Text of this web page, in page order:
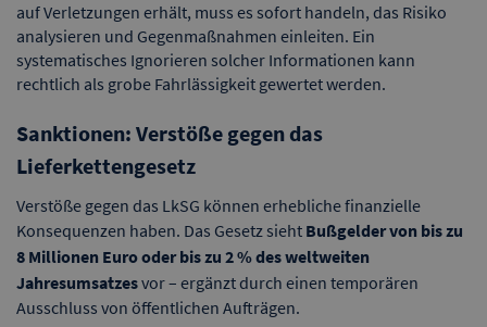
auf Verletzungen erhält, muss es sofort handeln, das Risiko
analysieren und Gegenmaßnahmen einleiten. Ein
systematisches Ignorieren solcher Informationen kann
rechtlich als grobe Fahrlässigkeit gewertet werden.
Sanktionen: Verstöße gegen das
Lieferkettengesetz
Verstöße gegen das LkSG können erhebliche finanzielle
Konsequenzen haben. Das Gesetz sieht Bußgelder von bis zu
8 Millionen Euro oder bis zu 2 % des weltweiten
Jahresumsatzesvor – ergänzt durch einen temporären
Ausschluss von öffentlichen Aufträgen.